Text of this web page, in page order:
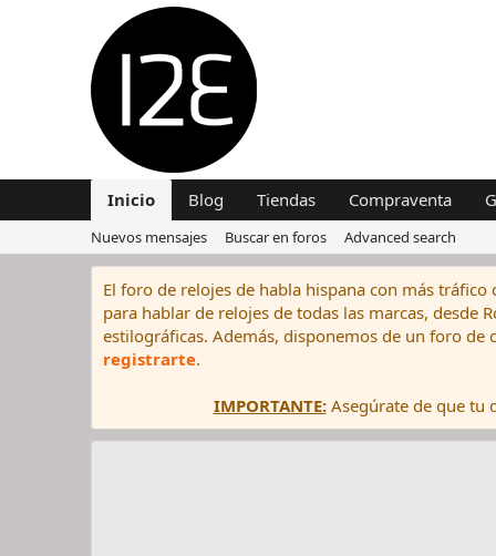
Inicio Blog Tiendas Compraventa
Nuevos mensajes Buscar en foros Advanced search
El foro de relojes de habla hispana con más
para hablar de relojes de todas las marcas, desde
estilográficas. Además, disponemos de un foro
registrarte.
IMPORTANTE:Asegúrate de que tu